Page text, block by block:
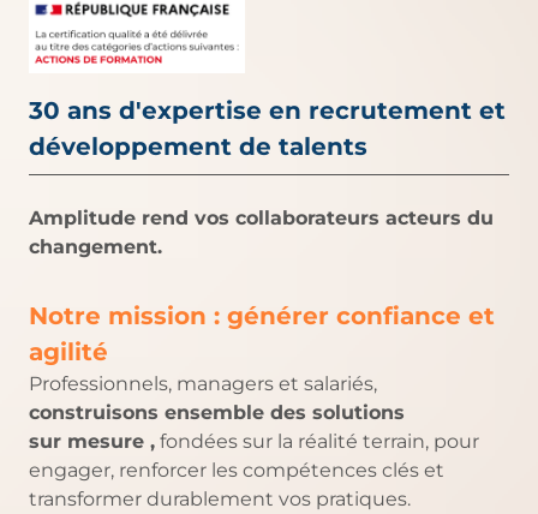
30 ans d'expertise en recrutement et
développement de talents
Amplitude rend vos collaborateurs acteurs du
changement.
Notre mission : générer confiance et
agilité
Professionnels, managers et salariés,
construisons ensemble des solutions
sur mesure , fondées sur la réalité terrain, pour
engager, renforcer les compétences clés et
transformer durablement vos pratiques.